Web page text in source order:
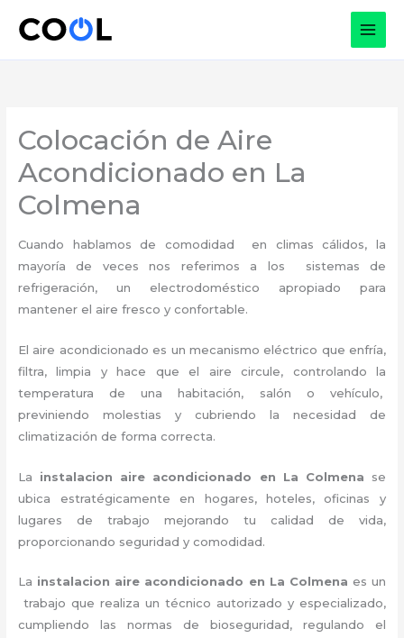
Colocación de Aire
Acondicionado en La
Colmena
Cuando hablamos de comodidad en climas cálidos, la
mayoría de veces nos referimos a los sistemas de
refrigeración, un electrodoméstico apropiado para
mantener el aire fresco y confortable.
El aire acondicionado es un mecanismo eléctrico que enfría,
filtra, limpia y hace que el aire circule, controlando la
temperatura de una habitación, salón o vehículo,
previniendo molestias y cubriendo la necesidad de
climatización de forma correcta.
La instalacion aire acondicionado en La Colmena se
ubica estratégicamente en hogares, hoteles, oficinas y
lugares de trabajo
mejorando tu calidad de vida,
proporcionando seguridad y comodidad.
La instalacion aire acondicionado en La Colmena es un
trabajo que realiza un técnico autorizado y especializado,
cumpliendo las normas de bioseguridad, regulando el